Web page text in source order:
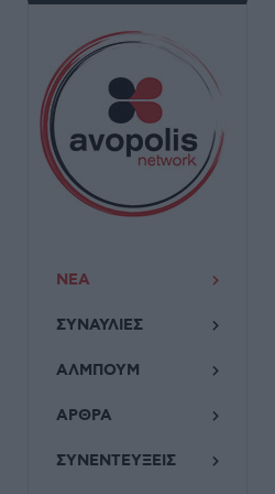
ΝΕΑ
ΣΥΝΑΥΛΙΕΣ
ΑΛΜΠΟΥΜ
ΑΡΘΡΑ
ΣΥΝΕΝΤΕΥΞΕΙΣ